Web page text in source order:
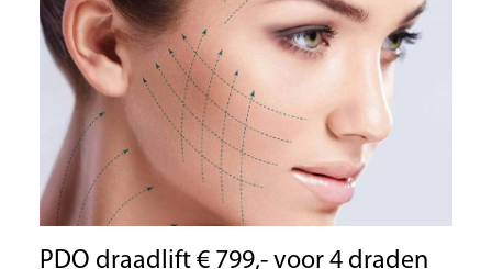
PDO draadlift € 799,- voor 4 draden